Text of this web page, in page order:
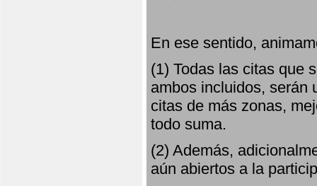
En ese sentido,
(1) Todas las citas que
ambos incluidos, serán
citas de más zonas,
todo suma.
(2) Además,
aún abiertos a la